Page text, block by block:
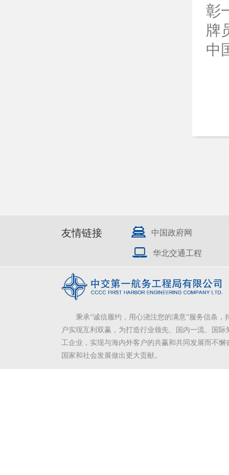
彰
牌
中
友情链接 中国政府网
华北交通工程
秉承“诚信履约，用心浇注您的满意”服务信条，
户实现互利双赢，为打造行业领先、国内一流、国际
工企业，实现与海内外客户的共赢和共同发展而不懈
国家和社会发展做出更大贡献。